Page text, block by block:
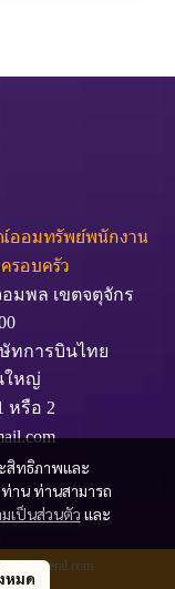
สิทธิภาพและ
าน ท่านสามารถ
เป็นส่วนตัว และ
หมด
ออมทรัพย์พนักงาน
รอบครัว
อมพล เขตจตุจักร
ทการบินไทย
ใหญ่
หรือ 2